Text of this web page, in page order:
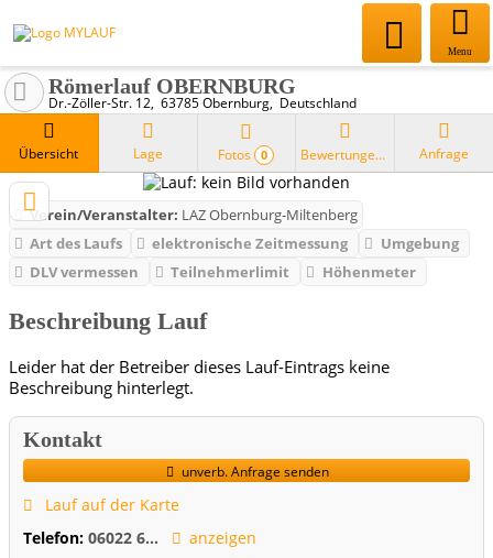
Menu
Römerlauf OBERNBURG
Dr.-Zöller-Str. 12 63785 Obernburg Deutschland
Übersicht Lage Fotos 0 Bewertungen Anfrage
Verein/Veranstalter: LAZ Obernburg-Miltenberg
Art des Laufs
elektronische Zeitmessung
Umgebung
DLV vermessen
Teilnehmerlimit Höhenmeter
Beschreibung Lauf
Leider hat der Betreiber dieses Lauf-Eintrags keine
Beschreibung hinterlegt.
Kontakt
unverb. Anfrage senden
Lauf auf der Karte
Telefon: 06022 6...
anzeigen